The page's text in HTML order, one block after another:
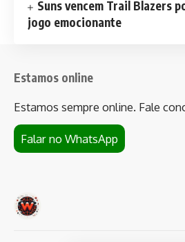
Suns vencem Trail Blazers
jogo emocionante
Estamos online
Estamos sempre online. Fale
Falar no WhatsApp